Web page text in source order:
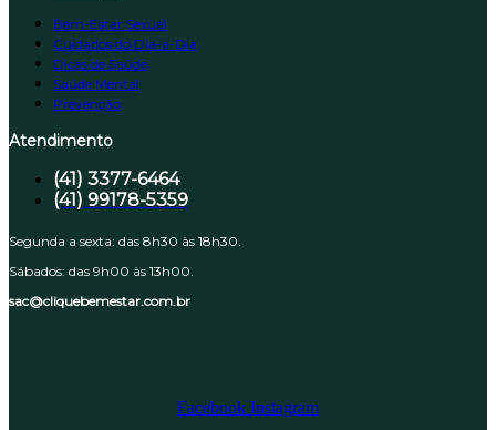
Bem-Estar Sexual
Cuidados do Dia-a-Dia
Dicas de Saúde
Saúde Mental
Prevenção
Atendimento
(41) 3377-6464
(41) 99178-5359
Segunda a sexta: das 8h30 às 18h30.
Sábados: das 9h00 às 13h00.
sac@cliquebemestar.com.br
Facebook Instagram